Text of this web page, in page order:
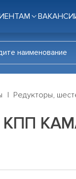
Редукторы,
КПП